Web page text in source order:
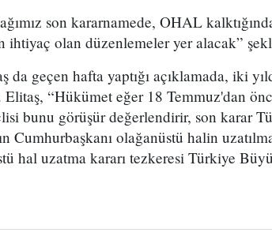
son kararnamede, OHAL
ihtiyaç olan düzenlemeler yer alacak”
geçen hafta yaptığı açıklamada, iki
Elitaş, “Hükümet eğer 18 Temmuz'dan
bunu görüşür değerlendirir, son karar
olağanüstü halin
hal uzatma kararı tezkeresi Türkiye